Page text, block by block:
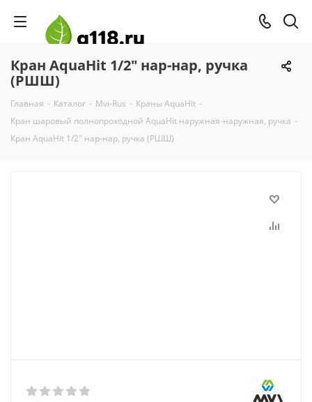
Кран AquaHit 1/2" нар-нар, ручка
(РШШ)
Главная - Каталог - Mvi-Rus - Краны AquaHit -
Кран шаровый полнопроходной AquaHit наружная-наружная, ручка -
Кран AquaHit 1/2" нар-нар, ручка (РШШ)